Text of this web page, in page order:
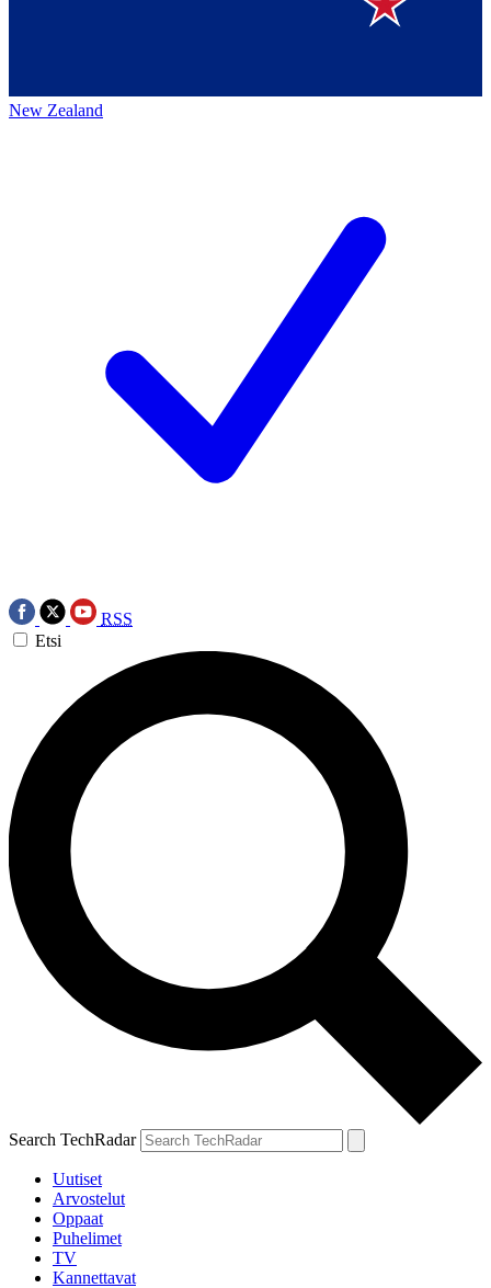
New Zealand
RSS
Etsi
Search TechRadar
Uutiset
Arvostelut
Oppaat
Puhelimet
TV
Kannettavat